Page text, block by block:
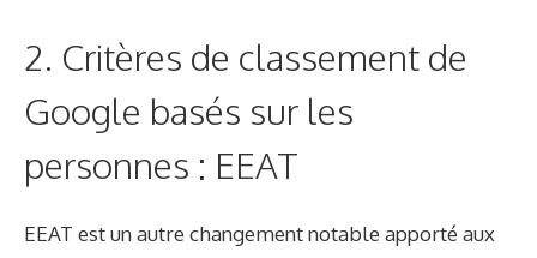
2. Critères de classement de
Google basés sur les
personnes : EEAT
EEAT est un autre changement notable apporté aux